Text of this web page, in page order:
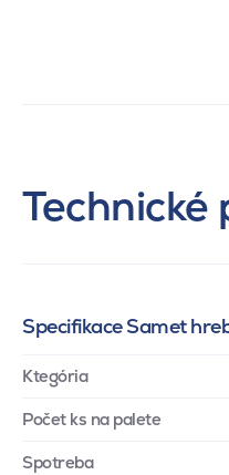
Specifikace Samet
Ktegória
Počet ks na palete
Spotreba